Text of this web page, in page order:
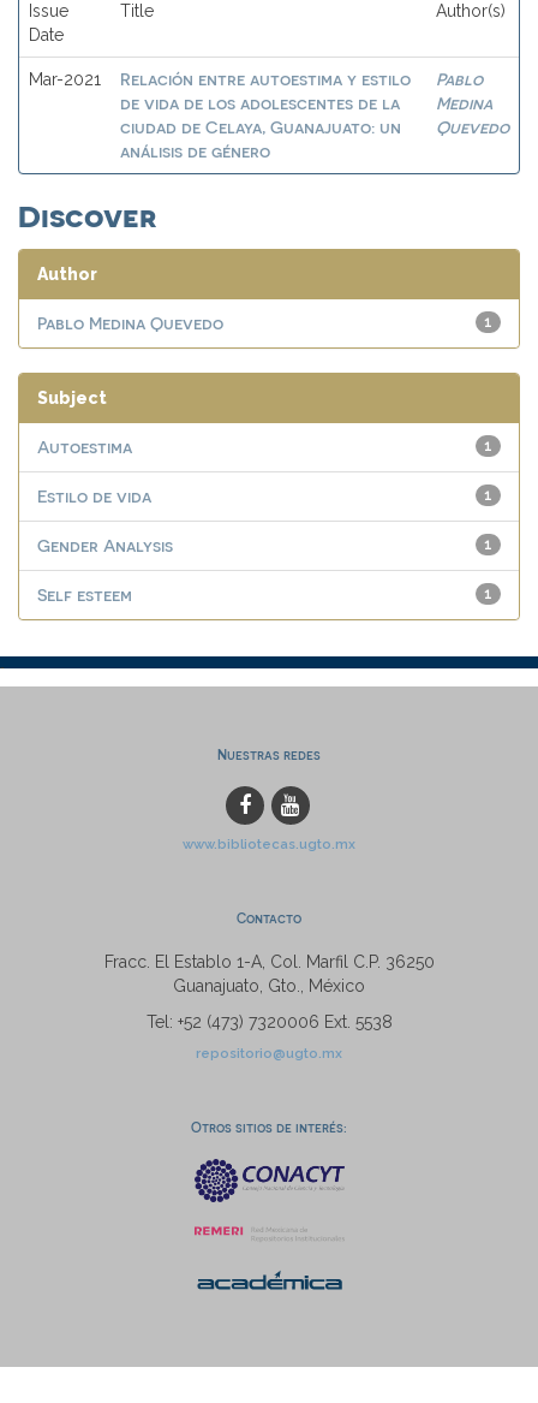
Issue
Date
Title Author(s)
Mar-2021
Relación entre autoestima y estilo
de vida de los adolescentes de la
ciudad de Celaya, Guanajuato: un
análisis de género
Pablo
Medina
Quevedo
Discover
Author
1
Pablo Medina Quevedo
Subject
1
Autoestima
1
Estilo de vida
1
Gender Analysis
1
Self esteem
Nuestras redes
www.bibliotecas.ugto.mx
Contacto
Fracc. El Establo 1-A, Col. Marfil C.P. 36250
Guanajuato, Gto., México
Tel: +52 (473) 7320006 Ext. 5538
repositorio@ugto.mx
Otros sitios de interés: